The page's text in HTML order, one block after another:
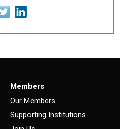
Members
Our Members
Supporting Institutions